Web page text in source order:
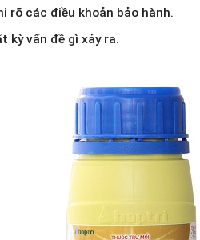
rõ các điều khoản bảo hành.
kỳ vấn đề gì xảy ra.